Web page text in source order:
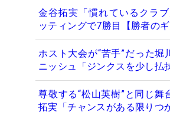
金谷拓実「慣れているクラ
ッティングで7勝目【勝者のギ
ホスト大会が“苦手”だった堀
ニッシュ「ジンクスを少し払
尊敬する“松山英樹”と同じ
拓実「チャンスがある限りつ